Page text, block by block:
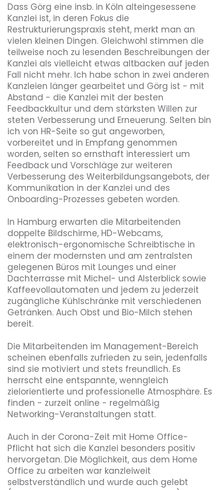
Reputation
Diversity
Umweltbewusstsein
Benefits, die dieser Arbeitgeber bietet
Home Office Mitarbeiterrabatte
Dass Görg eine insb. in Köln alteingesessene
Kanzlei ist, in deren Fokus die
Restrukturierungspraxis steht, merkt man an
vielen kleinen Dingen. Gleichwohl stimmen die
teilweise noch zu lesenden Beschreibungen der
Kanzlei als vielleicht etwas altbacken auf jeden
Fall nicht mehr. Ich habe schon in zwei anderen
Kanzleien länger gearbeitet und Görg ist - mit
Abstand - die Kanzlei mit der besten
Feedbackkultur und dem stärksten Willen zur
steten Verbesserung und Erneuerung. Selten bin
ich von HR-Seite so gut angeworben,
vorbereitet und in Empfang genommen
worden, selten so ernsthaft interessiert um
Feedback und Vorschläge zur weiteren
Verbesserung des Weiterbildungsangebots, der
Kommunikation in der Kanzlei und des
Onboarding-Prozesses gebeten worden.
In Hamburg erwarten die Mitarbeitenden
doppelte Bildschirme, HD-Webcams,
elektronisch-ergonomische Schreibtische in
einem der modernsten und am zentralsten
gelegenen Büros mit Lounges und einer
Dachterrasse mit Michel- und Alsterblick sowie
Kaffeevollautomaten und jedem zu jederzeit
zugängliche Kühlschränke mit verschiedenen
Getränken. Auch Obst und Bio-Milch stehen
bereit.
Die Mitarbeitenden im Management-Bereich
scheinen ebenfalls zufrieden zu sein, jedenfalls
sind sie motiviert und stets freundlich. Es
herrscht eine entspannte, wenngleich
zielorientierte und professionelle Atmosphäre. Es
finden - zurzeit online - regelmäßig
Networking-Veranstaltungen statt.
Auch in der Corona-Zeit mit Home Office-
Pflicht hat sich die Kanzlei besonders positiv
hervorgetan. Die Möglichkeit, aus dem Home
Office zu arbeiten war kanzleiweit
selbstverständlich und wurde auch gelebt